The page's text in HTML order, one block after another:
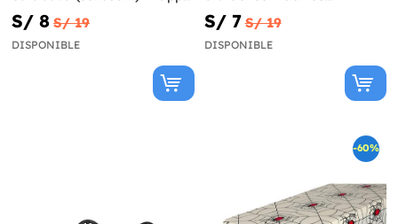
Halloween
S/ 8 S/ 19
DISPONIBLE
(33x33cm) -Day of the Dead
S/ 7 S/ 19
DISPONIBLE
-60%